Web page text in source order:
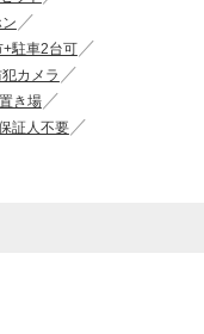
+駐車2台可
カメラ
き場
証人不要